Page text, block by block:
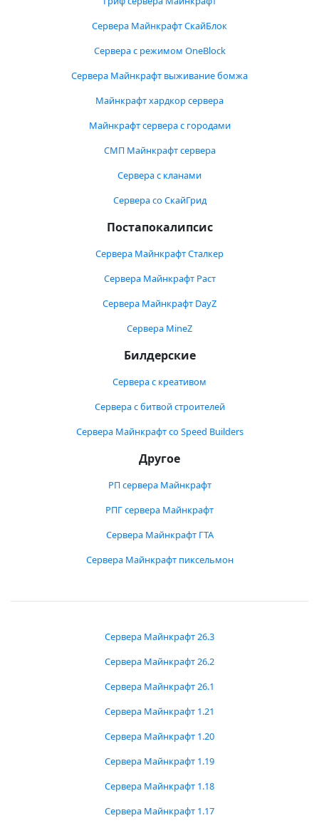
Сервера Майнкрафт СкайБлок
Сервера с режимом OneBlock
Сервера Майнкрафт выживание бомжа
Майнкрафт хардкор сервера
Майнкрафт сервера с городами
СМП Майнкрафт сервера
Сервера с кланами
Сервера со СкайГрид
Постапокалипсис
Сервера Майнкрафт Сталкер
Сервера Майнкрафт Раст
Сервера Майнкрафт DayZ
Сервера MineZ
Билдерские
Сервера с креативом
Сервера с битвой строителей
Сервера Майнкрафт со Speed Builders
Другое
РП сервера Майнкрафт
РПГ сервера Майнкрафт
Сервера Майнкрафт ГТА
Сервера Майнкрафт пиксельмон
Сервера Майнкрафт 26.3
Сервера Майнкрафт 26.2
Сервера Майнкрафт 26.1
Сервера Майнкрафт 1.21
Сервера Майнкрафт 1.20
Сервера Майнкрафт 1.19
Сервера Майнкрафт 1.18
Сервера Майнкрафт 1.17